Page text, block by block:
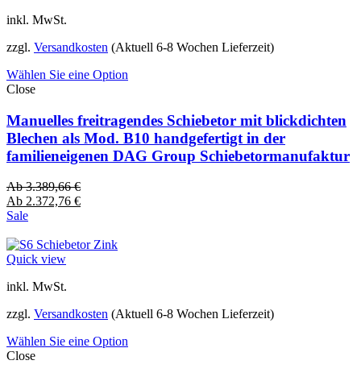
inkl. MwSt.
zzgl. Versandkosten (Aktuell 6-8 Wochen Lieferzeit)
Wählen Sie eine Option
Close
Manuelles freitragendes Schiebetor mit blickdichten
Blechen als Mod. B10 handgefertigt in der
familieneigenen DAG Group Schiebetormanufaktur
Ab3.389,66€
Ab 2.372,76 €
Sale
Quick view
inkl. MwSt.
zzgl. Versandkosten (Aktuell 6-8 Wochen Lieferzeit)
Wählen Sie eine Option
Close